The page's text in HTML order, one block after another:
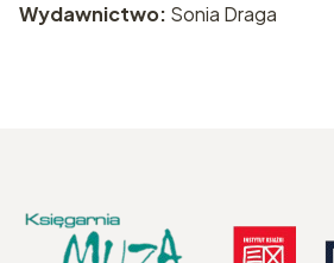
Wydawnictwo: Sonia Draga